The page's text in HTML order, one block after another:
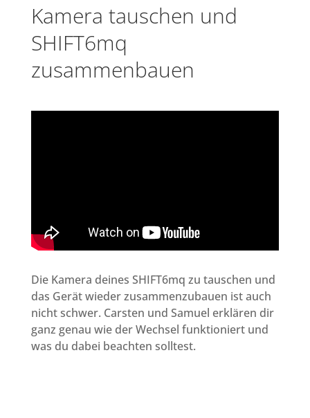
Kamera tauschen und
SHIFT6mq
zusammenbauen
Die Kamera deines SHIFT6mq zu tauschen und
das Gerät wieder zusammenzubauen ist auch
nicht schwer. Carsten und Samuel erklären dir
ganz genau wie der Wechsel funktioniert und
was du dabei beachten solltest.